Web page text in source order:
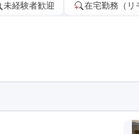
未経験者歓迎 在宅勤務（リ